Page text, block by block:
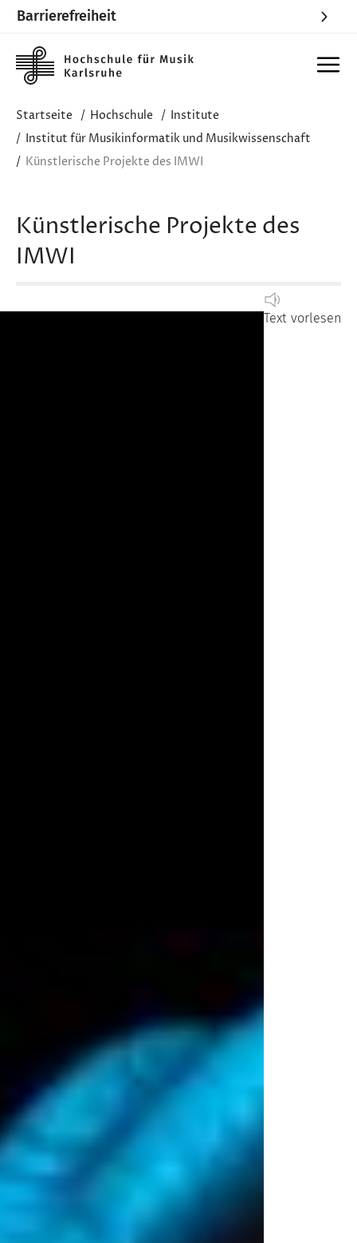
Barrierefreiheit
Startseite Hochschule
Institute
Institut für Musikinformatik und Musikwissenschaft
Künstlerische Projekte des IMWI
Künstlerische Projekte des
IMWI
Text vorlesen